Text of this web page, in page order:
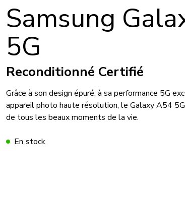
Samsung
5G
Reconditionné Certifié
Grâce à son design épuré, à sa performance 5G
appareil photo haute résolution, le Galaxy A54
de tous les beaux moments de la vie.
En stock